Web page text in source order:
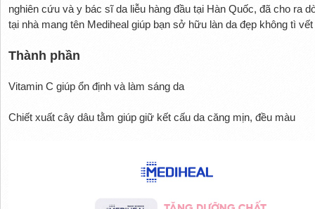
nghiên cứu và y bác sĩ da liễu hàng đầu tại Hàn Quốc, đã cho ra
tại nhà mang tên Mediheal giúp bạn sở hữu làn da đẹp không tì
Thành phần
Vitamin C giúp ổn định và làm sáng da
Chiết xuất cây dâu tằm giúp giữ kết cấu da căng mịn, đều màu